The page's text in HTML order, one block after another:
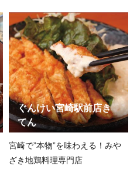
ぐんけい宮崎駅前店き
てん
宮崎で”本物”を味わえる！みや
ざき地鶏料理専門店